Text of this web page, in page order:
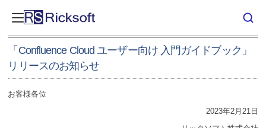
「Confluence Cloud ユーザー向け 入門ガイドブック」
リリースのお知らせ
お客様各位
2023年2月21日